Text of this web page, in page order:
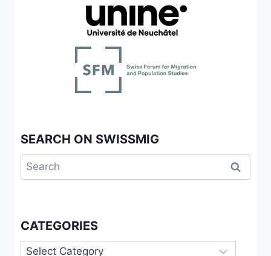
SEARCH ON SWISSMIG
Search
for:
CATEGORIES
Categories